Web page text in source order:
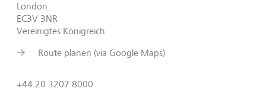
London
EC3V 3NR
Vereinigtes Königreich
Route planen (via Google Maps)
+44 20 3207 8000